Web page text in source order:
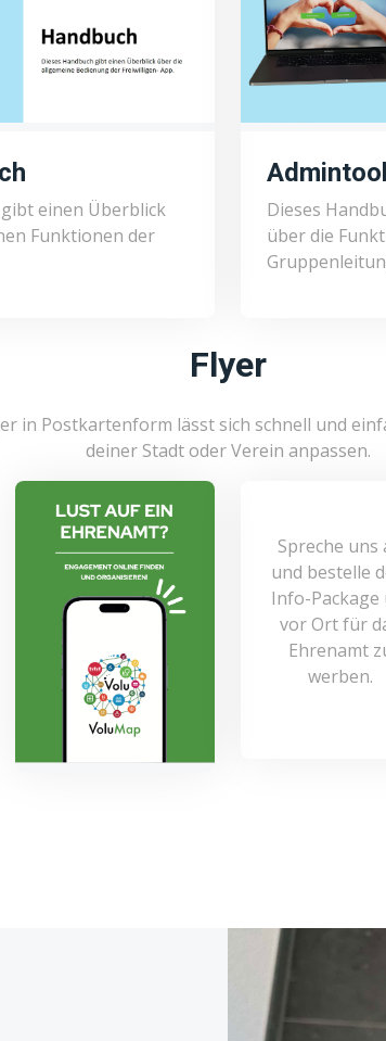
einen Überblick
Funktionen der
Dieses
über die
Flyer
in Postkartenform lässt sich schnell und
deiner Stadt oder Verein anpassen.
Spreche uns
und bestelle
Info-Package
vor Ort für
Ehrenamt
werben.